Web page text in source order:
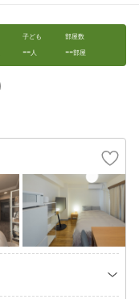
子ども
--人
部屋数
--部屋